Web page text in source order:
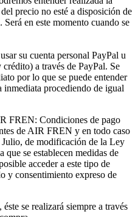
precio no esté a disposición de
en este momento cuando se
su cuenta personal PayPal u
a través de PayPal. Se
por lo que se puede entender
inmediata procediendo de igual
FREN: Condiciones de pago
de AIR FREN y en todo caso
de modificación de la Ley
se establecen medidas de
acceder a este tipo de
y consentimiento expreso de
se realizará siempre a través